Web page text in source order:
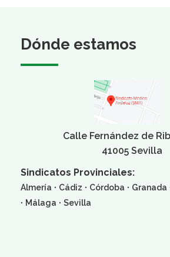
Dónde estamos
Calle Fernández de
41005 Sevilla
Sindicatos Provinciales:
Almería · Cádiz · Córdoba · Granada
· Málaga · Sevilla